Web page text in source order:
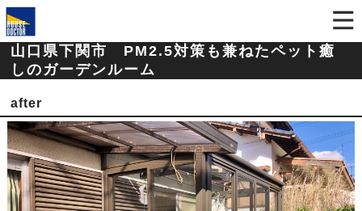
山口県下関市 PM2.5対策も兼ねたペット癒
しのガーデンルーム
after